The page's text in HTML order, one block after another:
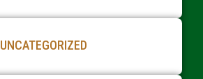
UNCATEGORIZED